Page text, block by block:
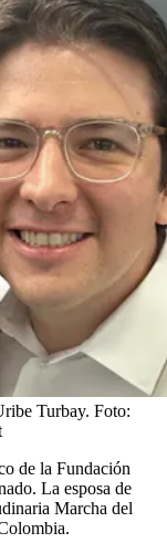
Turbay. Foto:
de la Fundación
La esposa de
Marcha del